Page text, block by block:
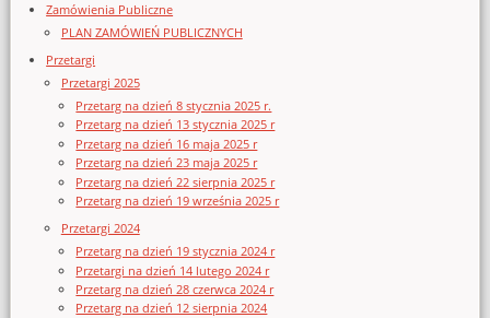
Zamówienia Publiczne
PLAN ZAMÓWIEŃ PUBLICZNYCH
Przetargi
Przetargi 2025
Przetarg na dzień 8 stycznia 2025 r.
Przetarg na dzień 13 stycznia 2025 r
Przetarg na dzień 16 maja 2025 r
Przetarg na dzień 23 maja 2025 r
Przetarg na dzień 22 sierpnia 2025 r
Przetarg na dzień 19 września 2025 r
Przetargi 2024
Przetarg na dzień 19 stycznia 2024 r
Przetargi na dzień 14 lutego 2024 r
Przetarg na dzień 28 czerwca 2024 r
Przetarg na dzień 12 sierpnia 2024